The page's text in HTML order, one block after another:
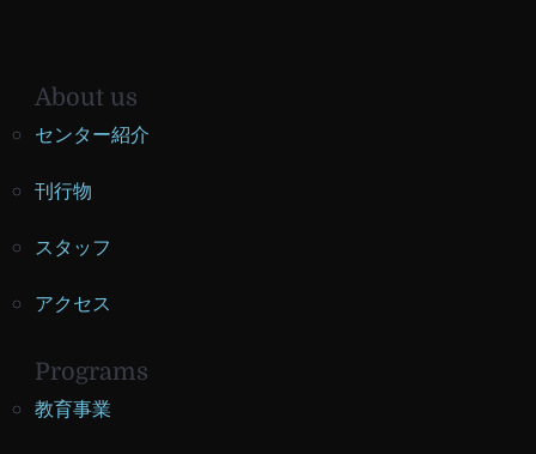
About us
センター紹介
刊行物
スタッフ
アクセス
Programs
教育事業